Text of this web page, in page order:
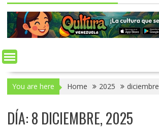
You are here Home 2025 diciembre
DÍA:8 DICIEMBRE, 2025